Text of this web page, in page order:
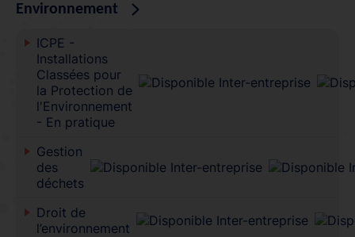
Environnement
ICPE -
Installations
Classées pour
la Protection de
l'Environnement
- En pratique
Gestion
des
déchets
Droit de
l’environnement